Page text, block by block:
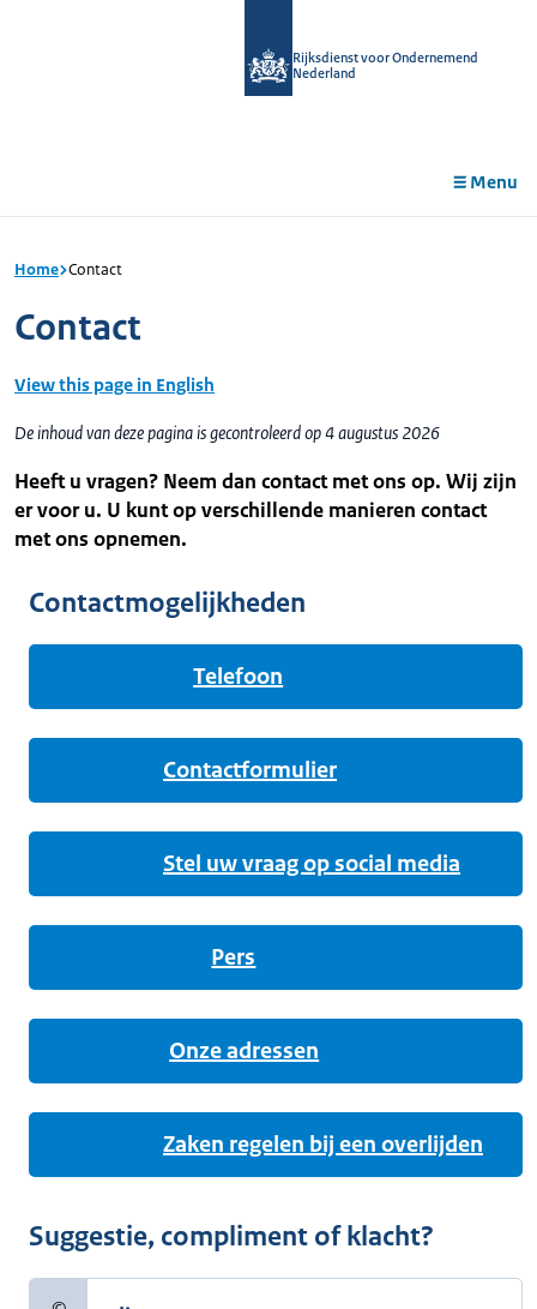
Rijksdienst voor Ondernemend
Nederland
Menu
Home Contact
Contact
View this page in English
De inhoud van deze pagina is gecontroleerd op 4 augustus 2026
Heeft u vragen? Neem dan contact met ons op. Wij zijn
er voor u. U kunt op verschillende manieren contact
met ons opnemen.
Contactmogelijkheden
Telefoon
Contactformulier
Stel uw vraag op social media
Pers
Onze adressen
Zaken regelen bij een overlijden
Suggestie, compliment of klacht?